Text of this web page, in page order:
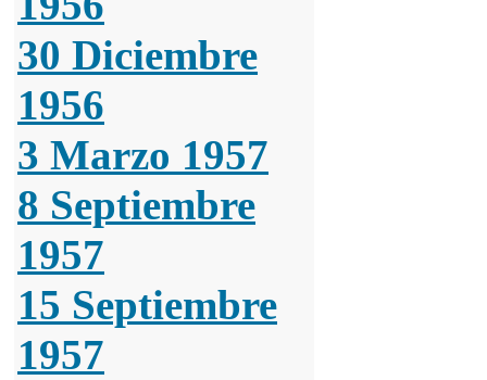
30 Diciembre
1956
3 Marzo 1957
8 Septiembre
1957
15 Septiembre
1957